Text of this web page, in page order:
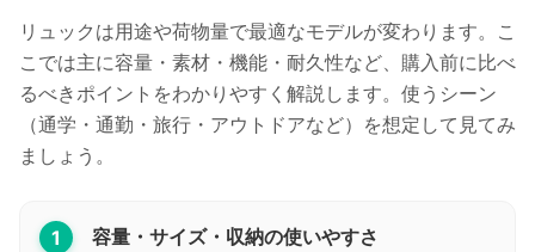
リュックは用途や荷物量で最適なモデルが変わります。こ
こでは主に容量・素材・機能・耐久性など、購入前に比べ
るべきポイントをわかりやすく解説します。使うシーン
（通学・通勤・旅行・アウトドアなど）を想定して見てみ
ましょう。
1
容量・サイズ・収納の使いやすさ